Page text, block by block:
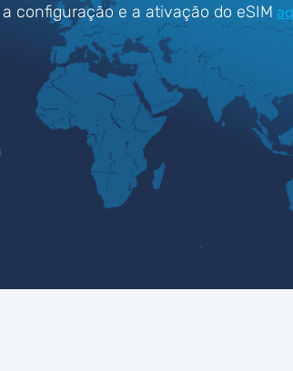
configuração e a ativação do eSIM